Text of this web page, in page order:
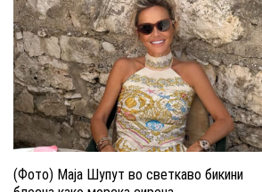
(Фото) Маја Шупут во светкаво бикини